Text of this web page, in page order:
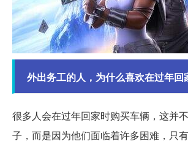
外出务工的人，为什么喜欢在过年回
很多人会在过年回家时购买车辆，这并
子，而是因为他们面临着许多困难，只